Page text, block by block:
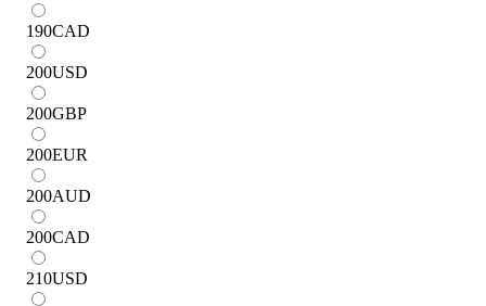
190CAD
200USD
200GBP
200EUR
200AUD
200CAD
210USD